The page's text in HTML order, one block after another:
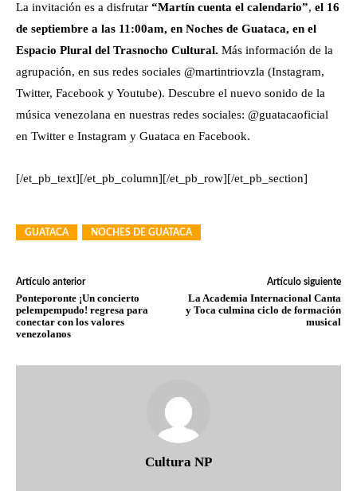
La invitación es a disfrutar “Martín cuenta el calendario”, el 16
de septiembre a las 11:00am, en Noches de Guataca, en el
Espacio Plural del Trasnocho Cultural. Más información de la
agrupación, en sus redes sociales @martintriovzla (Instagram,
Twitter, Facebook y Youtube). Descubre el nuevo sonido de la
música venezolana en nuestras redes sociales: @guatacaoficial
en Twitter e Instagram y Guataca en Facebook.
[/et_pb_text][/et_pb_column][/et_pb_row][/et_pb_section]
GUATACA NOCHES DE GUATACA
Artículo anterior
Ponteporonte ¡Un concierto
pelempempudo! regresa para
conectar con los valores
venezolanos
Artículo siguiente
La Academia Internacional Canta
y Toca culmina ciclo de formación
musical
Cultura NP